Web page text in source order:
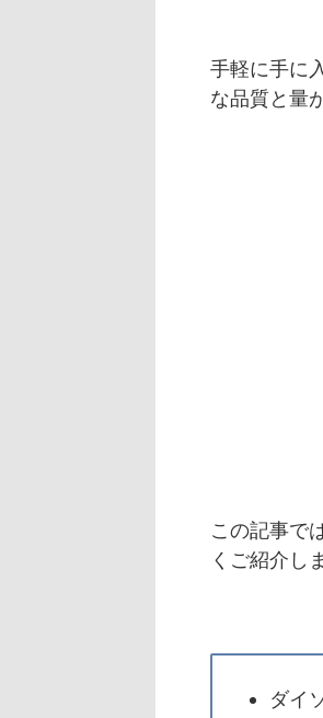
手軽に手に
な品質と量
この記事で
くご紹介し
ダイ